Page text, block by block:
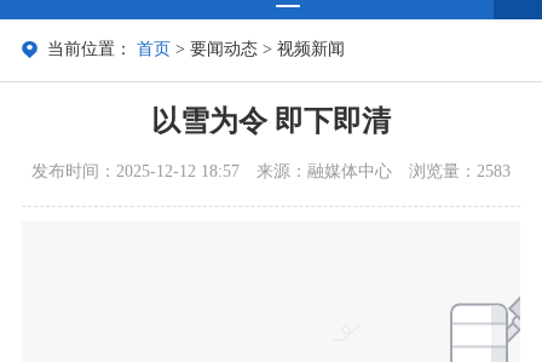
政务服务 政民互动 政府数据
当前位置：首页 >要闻动态 >视频新闻
以雪为令 即下即清
发布时间：2025-12-12 18:57 来源：融媒体中心 浏览量：2583